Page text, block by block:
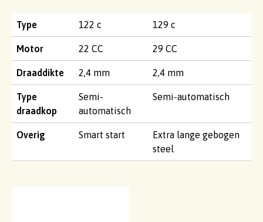
Type 122 c 129 c
Motor 22 CC 29 CC
Draaddikte 2,4 mm 2,4 mm
Type
draadkop
Semi-
automatisch
Semi-automatisch
Overig Smart start
Extra lange gebogen
steel